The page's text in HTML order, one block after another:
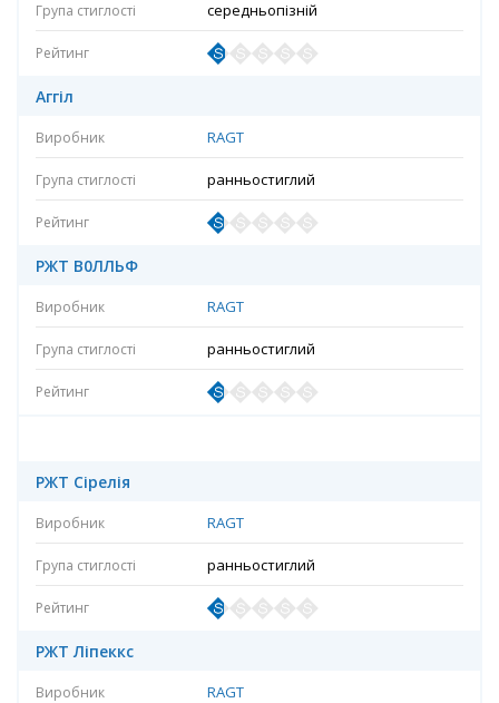
середньопізній
Аггіл
RAGT
ранньостиглий
РЖТ В0ЛЛЬФ
RAGT
ранньостиглий
РЖТ Сірелія
RAGT
ранньостиглий
РЖТ Ліпеккс
RAGT